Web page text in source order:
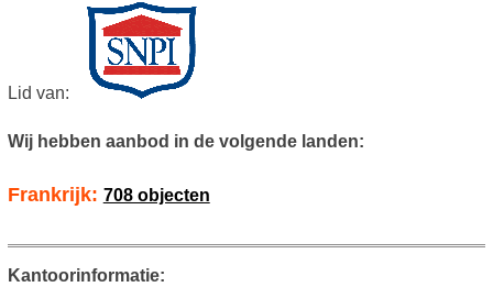
Lid van:
Wij hebben aanbod in de volgende landen:
Frankrijk: 708 objecten
Kantoorinformatie: